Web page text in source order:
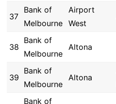
37
Bank of
Melbourne
Airport
West
38
Bank of
Melbourne
Altona
39
Bank of
Melbourne
Altona
Bank of